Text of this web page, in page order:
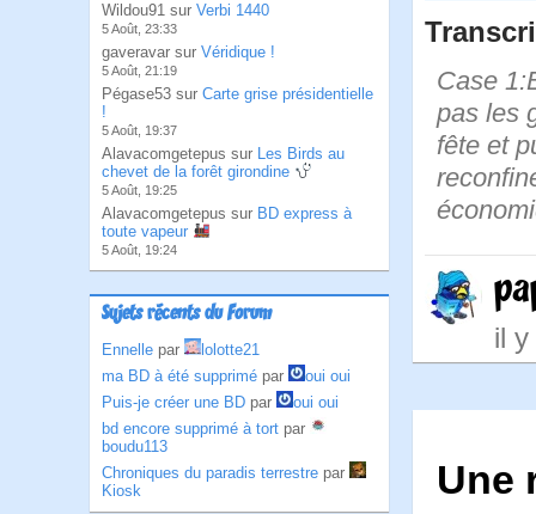
Wildou91 sur Verbi 1440
5 Août, 23:33
gaveravar sur Véridique !
5 Août, 21:19
Pégase53 sur Carte grise présidentielle
!
5 Août, 19:37
Alavacomgetepus sur Les Birds au
chevet de la forêt girondine
5 Août, 19:25
Alavacomgetepus sur BD express à
toute vapeur
5 Août, 19:24
Sujets récents du Forum
Ennelle par
lolotte21
ma BD à été supprimé par
oui oui
Puis-je créer une BD par
oui oui
bd encore supprimé à tort par
boudu113
Chroniques du paradis terrestre par
Kiosk
Case
pas les
fête et
il
Une